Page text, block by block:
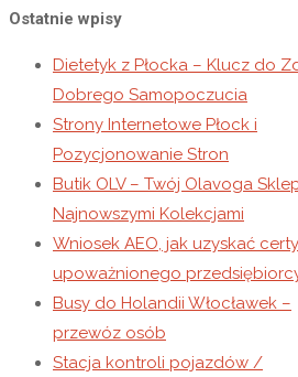
Ostatnie wpisy
Dietetyk z Płocka – Klucz do
Dobrego Samopoczucia
Strony Internetowe Płock i
Pozycjonowanie Stron
Butik OLV – Twój Olavoga
Najnowszymi Kolekcjami
Wniosek AEO, jak uzyskać
upoważnionego
Busy do Holandii Włocławek –
przewóz osób
Stacja kontroli pojazdów /